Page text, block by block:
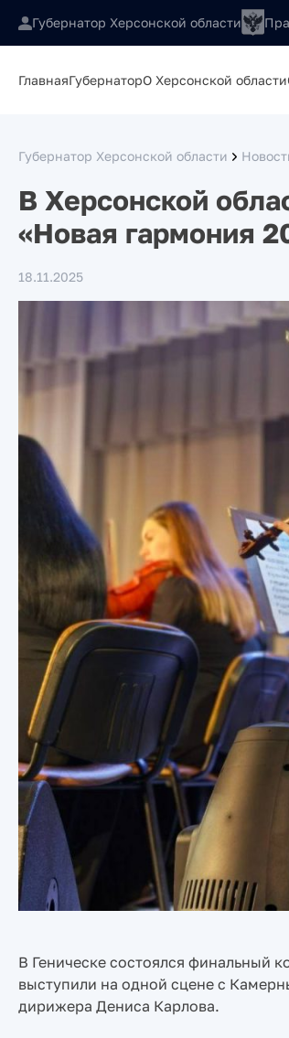
Губернатор Херсонской области
ГлавнаяГубернаторО Херсонской области
Губернатор Херсонской области
В Херсонской
«Новая гармония
18.11.2025
В Геническе состоялся финальный
выступили на одной сцене с
дирижера Дениса Карлова.